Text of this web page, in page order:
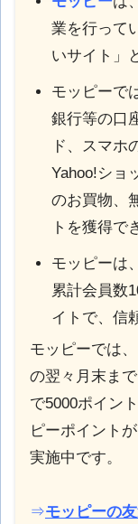
業を行って
いサイト」
モッピーで
銀行等の口
ド、スマホ
Yahoo!ショ
のお買物、
トを獲得で
モッピーは
累計会員数
イトで、信
モッピーでは
の翌々月末ま
で5000ポイン
ピーポイント
実施中です。
⇒モッピーの